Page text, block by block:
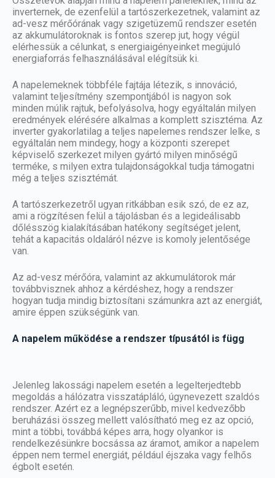
inverternek, de ezenfelül a tartószerkezetnek, valamint az
ad-vesz mérőórának vagy szigetüzemű rendszer esetén
az akkumulátoroknak is fontos szerep jut, hogy végül
elérhessük a célunkat, s energiaigényeinket megújuló
energiaforrás felhasználásával elégítsük ki.
A napelemeknek többféle fajtája létezik, s innováció,
valamint teljesítmény szempontjából is nagyon sok
minden múlik rajtuk, befolyásolva, hogy egyáltalán milyen
eredmények elérésére alkalmas a komplett szisztéma. Az
inverter gyakorlatilag a teljes napelemes rendszer lelke, s
egyáltalán nem mindegy, hogy a központi szerepet
képviselő szerkezet milyen gyártó milyen minőségű
terméke, s milyen extra tulajdonságokkal tudja támogatni
még a teljes szisztémát.
A tartószerkezetről ugyan ritkábban esik szó, de ez az,
ami a rögzítésen felül a tájolásban és a legideálisabb
dőlésszög kialakításában hatékony segítséget jelent,
tehát a kapacitás oldaláról nézve is komoly jelentősége
van.
Az ad-vesz mérőóra, valamint az akkumulátorok már
továbbvisznek ahhoz a kérdéshez, hogy a rendszer
hogyan tudja mindig biztosítani számunkra azt az energiát,
amire éppen szükségünk van.
A napelem működése a rendszer típusától is függ
Jelenleg lakossági napelem esetén a legelterjedtebb
megoldás a hálózatra visszatápláló, úgynevezett szaldós
rendszer. Azért ez a legnépszerűbb, mivel kedvezőbb
beruházási összeg mellett valósítható meg ez az opció,
mint a többi, továbbá képes arra, hogy olyankor is
rendelkezésünkre bocsássa az áramot, amikor a napelem
éppen nem termel energiát, például éjszaka vagy felhős
égbolt esetén.